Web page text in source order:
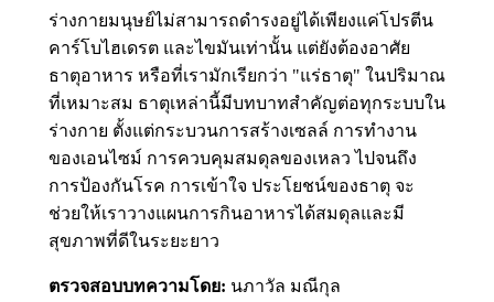
ร่างกายมนุษย์ไม่สามารถดำรงอยู่ได้เพียงแค่โปรตีน
คาร์โบไฮเดรต และไขมันเท่านั้น แต่ยังต้องอาศัย
ธาตุอาหาร หรือที่เรามักเรียกว่า "แร่ธาตุ" ในปริมาณ
ที่เหมาะสม ธาตุเหล่านี้มีบทบาทสำคัญต่อทุกระบบใน
ร่างกาย ตั้งแต่กระบวนการสร้างเซลล์ การทำงาน
ของเอนไซม์ การควบคุมสมดุลของเหลว ไปจนถึง
การป้องกันโรค การเข้าใจ ประโยชน์ของธาตุ จะ
ช่วยให้เราวางแผนการกินอาหารได้สมดุลและมี
สุขภาพที่ดีในระยะยาว
ตรวจสอบบทความโดย: นภาวัล มณีกุล